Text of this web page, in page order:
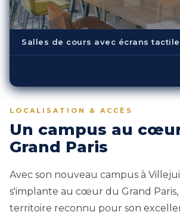
Salles de cours avec écrans
LOCALISATION & ACCÈS
Un campus au
Grand Paris
Avec son nouveau campus à
s'implante au cœur du Grand Paris,
territoire reconnu pour son